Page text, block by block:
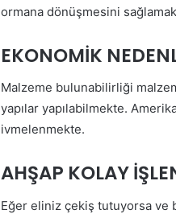
ormana dönüşmesini
EKONOMİK
Malzeme bulunabilirliği
yapılar yapılabilmekte.
ivmelenmekte.
AHŞAP KOLAY
Eğer eliniz çekiş tutuyorsa ve